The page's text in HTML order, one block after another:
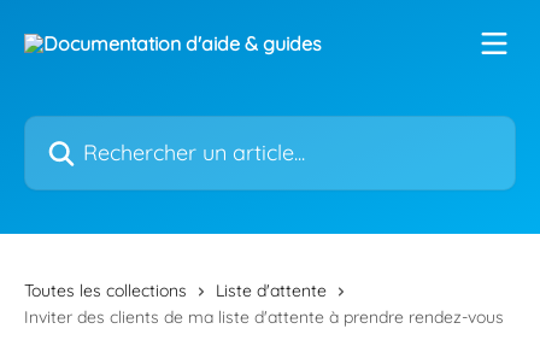
Rechercher un article...
Toutes les collections
Liste d'attente
Inviter des clients de ma liste d'attente à prendre rendez-vous